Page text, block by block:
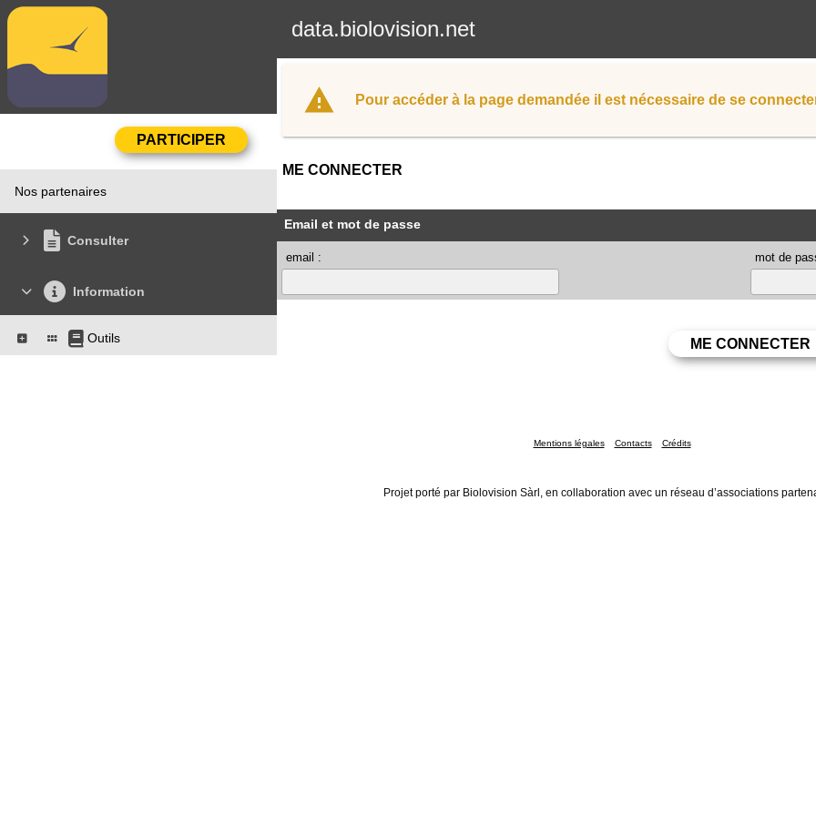
data.biolovision.net
Nos partenaires
Consulter
Information
Outils
Pour accéder à la page demandée il est nécessaire de se
ME CONNECTER
Email et mot de passe
email : mot de
Mentions légales Contacts Crédits
Projet porté par Biolovision Sàrl, en collaboration avec un réseau d’associations